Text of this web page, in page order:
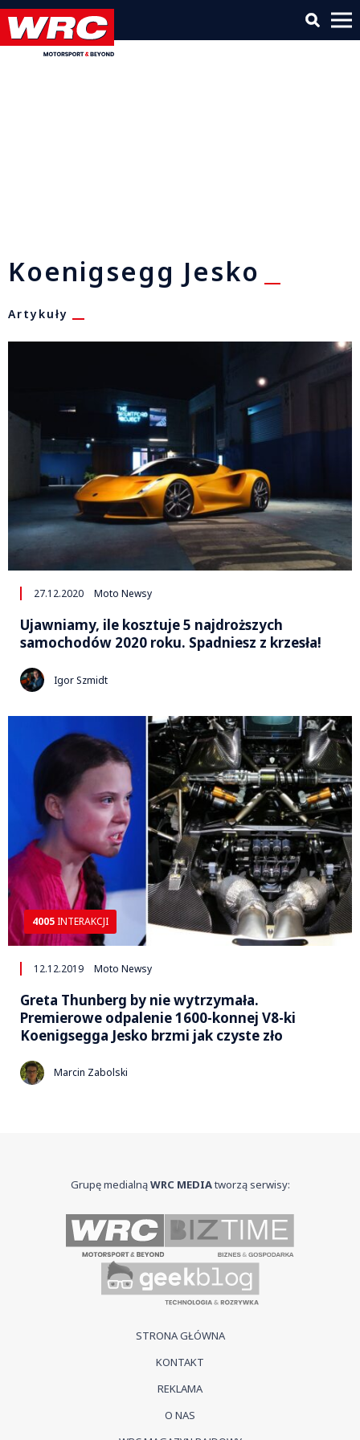
Koenigsegg Jesko
Artykuły
27.12.2020 Moto Newsy
Ujawniamy, ile kosztuje 5 najdroższych
samochodów 2020 roku. Spadniesz z krzesła!
Igor Szmidt
4005 INTERAKCJI
12.12.2019 Moto Newsy
Greta Thunberg by nie wytrzymała.
Premierowe odpalenie 1600-konnej V8-ki
Koenigsegga Jesko brzmi jak czyste zło
Marcin Zabolski
Grupę medialnąWRC MEDIAtworzą serwisy:
STRONA GŁÓWNA
KONTAKT
REKLAMA
O NAS